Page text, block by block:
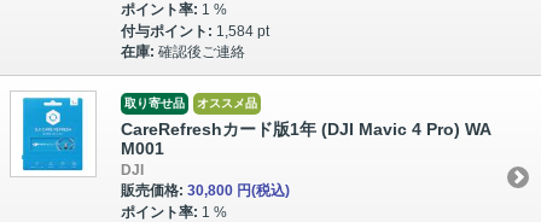
ポイント率: 1 %
付与ポイント: 1,584 pt
在庫: 確認後ご連絡
取り寄せ品 オススメ品
CareRefreshカード版1年 (DJI Mavic 4 Pro) WA
M001
DJI
販売価格: 30,800 円(税込)
ポイント率: 1 %